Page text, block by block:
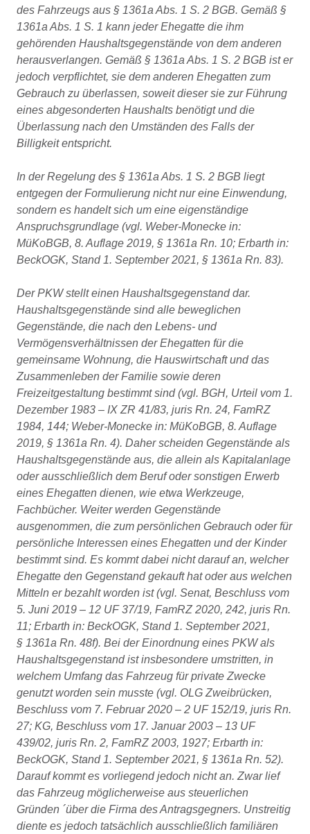
des Fahrzeugs aus § 1361a Abs. 1 S. 2 BGB. Gemäß §
1361a Abs. 1 S. 1 kann jeder Ehegatte die ihm
gehörenden Haushaltsgegenstände von dem anderen
herausverlangen. Gemäß § 1361a Abs. 1 S. 2 BGB ist er
jedoch verpflichtet, sie dem anderen Ehegatten zum
Gebrauch zu überlassen, soweit dieser sie zur Führung
eines abgesonderten Haushalts benötigt und die
Überlassung nach den Umständen des Falls der
Billigkeit entspricht.
In der Regelung des § 1361a Abs. 1 S. 2 BGB liegt
entgegen der Formulierung nicht nur eine Einwendung,
sondern es handelt sich um eine eigenständige
Anspruchsgrundlage (vgl. Weber-Monecke in:
MüKoBGB, 8. Auflage 2019, § 1361a Rn. 10; Erbarth in:
BeckOGK, Stand 1. September 2021, § 1361a Rn. 83).
Der PKW stellt einen Haushaltsgegenstand dar.
Haushaltsgegenstände sind alle beweglichen
Gegenstände, die nach den Lebens- und
Vermögensverhältnissen der Ehegatten für die
gemeinsame Wohnung, die Hauswirtschaft und das
Zusammenleben der Familie sowie deren
Freizeitgestaltung bestimmt sind (vgl. BGH, Urteil vom 1.
Dezember 1983 – IX ZR 41/83, juris Rn. 24, FamRZ
1984, 144; Weber-Monecke in: MüKoBGB, 8. Auflage
2019, § 1361a Rn. 4). Daher scheiden Gegenstände als
Haushaltsgegenstände aus, die allein als Kapitalanlage
oder ausschließlich dem Beruf oder sonstigen Erwerb
eines Ehegatten dienen, wie etwa Werkzeuge,
Fachbücher. Weiter werden Gegenstände
ausgenommen, die zum persönlichen Gebrauch oder für
persönliche Interessen eines Ehegatten und der Kinder
bestimmt sind. Es kommt dabei nicht darauf an, welcher
Ehegatte den Gegenstand gekauft hat oder aus welchen
Mitteln er bezahlt worden ist (vgl. Senat, Beschluss vom
5. Juni 2019 – 12 UF 37/19, FamRZ 2020, 242, juris Rn.
11; Erbarth in: BeckOGK, Stand 1. September 2021,
§ 1361a Rn. 48f). Bei der Einordnung eines PKW als
Haushaltsgegenstand ist insbesondere umstritten, in
welchem Umfang das Fahrzeug für private Zwecke
genutzt worden sein musste (vgl. OLG Zweibrücken,
Beschluss vom 7. Februar 2020 – 2 UF 152/19, juris Rn.
27; KG, Beschluss vom 17. Januar 2003 – 13 UF
439/02, juris Rn. 2, FamRZ 2003, 1927; Erbarth in:
BeckOGK, Stand 1. September 2021, § 1361a Rn. 52).
Darauf kommt es vorliegend jedoch nicht an. Zwar lief
das Fahrzeug möglicherweise aus steuerlichen
Gründen ´über die Firma des Antragsgegners. Unstreitig
diente es jedoch tatsächlich ausschließlich familiären